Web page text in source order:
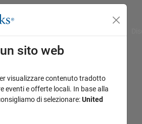
sito web
visualizzare contenuto tradotto
eventi e offerte locali. In base alla
di selezionare:United